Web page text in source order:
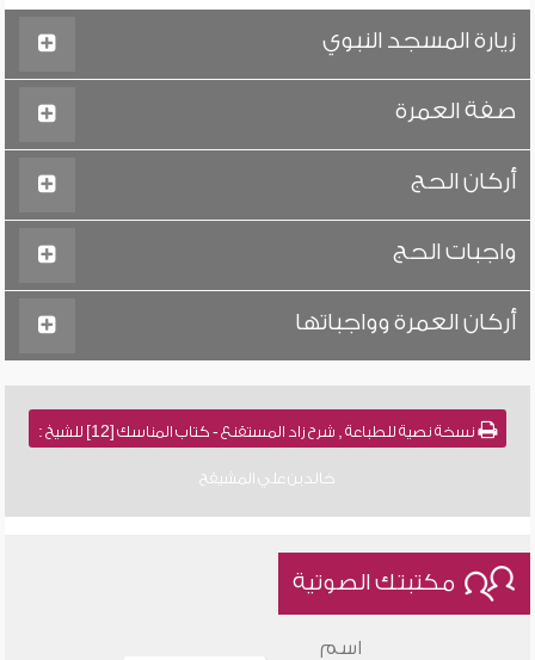
زيارة المسجد النبوي
صفة العمرة
أركان الحج
واجبات الحج
أركان العمرة وواجباتها
نسخة نصية للطباعة , شرح زاد المستقنع - كتاب المناسك [12] للشيخ :
خالد بن علي المشيقح
مكتبتك الصوتية
اسم